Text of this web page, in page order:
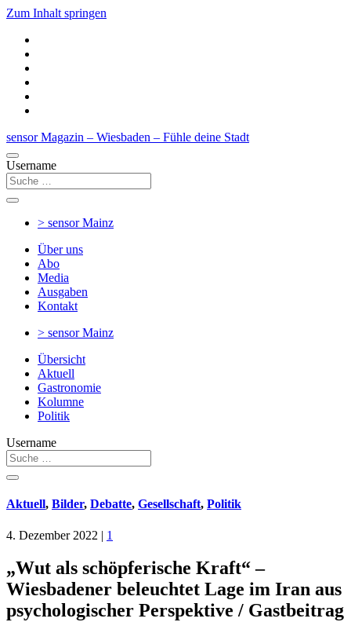
Zum Inhalt springen
sensor Magazin – Wiesbaden – Fühle deine Stadt
Username
> sensorMainz
Über uns
Abo
Media
Ausgaben
Kontakt
> sensorMainz
Übersicht
Aktuell
Gastronomie
Kolumne
Politik
Username
Aktuell, Bilder, Debatte, Gesellschaft, Politik
4. Dezember 2022 | 1
„Wut als schöpferische Kraft“ –
Wiesbadener beleuchtet Lage im Iran aus
psychologischer Perspektive / Gastbeitrag